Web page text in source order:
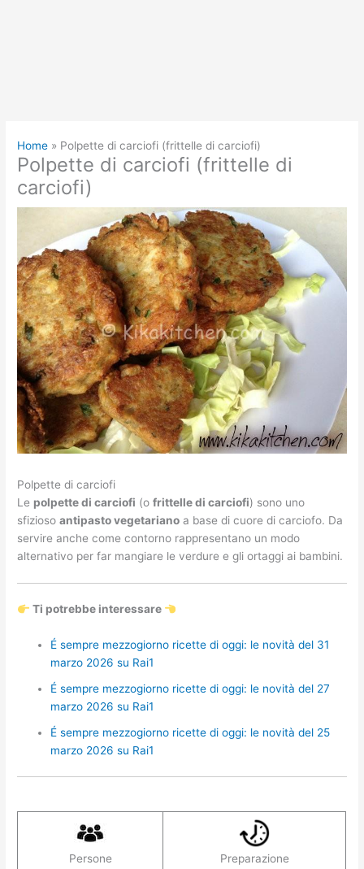
Home Polpette di carciofi (frittelle di carciofi)
Polpette di carciofi (frittelle di
carciofi)
Polpette di carciofi
Le polpette di carciofi (ofrittelle di carciofi) sono uno
sfiziosoantipasto vegetariano a base di cuore di carciofo. Da
servire anche come contorno rappresentano un modo
alternativo per far mangiare le verdure e gli ortaggi ai bambini.
Ti potrebbe interessare
É sempre mezzogiorno ricette di oggi: le novità del 31
marzo 2026 su Rai1
É sempre mezzogiorno ricette di oggi: le novità del 27
marzo 2026 su Rai1
É sempre mezzogiorno ricette di oggi: le novità del 25
marzo 2026 su Rai1
Persone
Preparazione